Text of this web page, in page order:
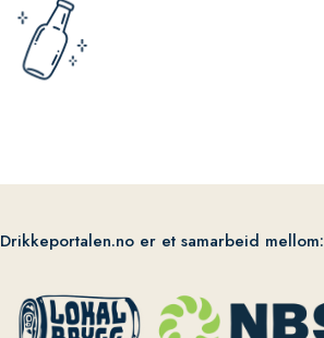
Drikkeportalen.no er et samarbeid mellom: